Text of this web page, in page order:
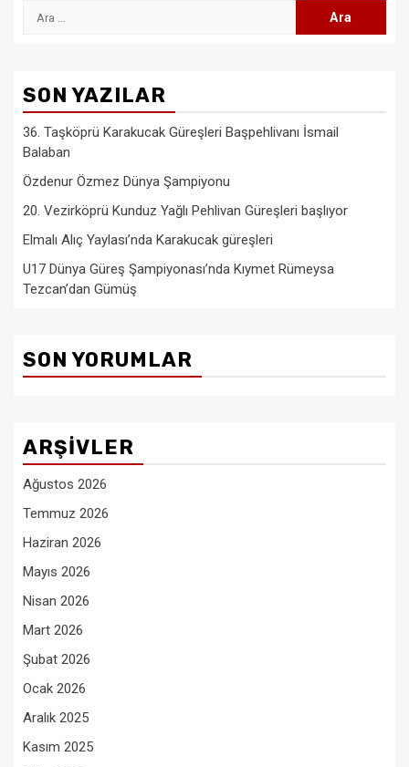
Arama:
SON YAZILAR
36. Taşköprü Karakucak Güreşleri Başpehlivanı İsmail
Balaban
Özdenur Özmez Dünya Şampiyonu
20. Vezirköprü Kunduz Yağlı Pehlivan Güreşleri başlıyor
Elmalı Alıç Yaylası’nda Karakucak güreşleri
U17 Dünya Güreş Şampiyonası’nda Kıymet Rümeysa
Tezcan’dan Gümüş
SON YORUMLAR
ARŞIVLER
Ağustos 2026
Temmuz 2026
Haziran 2026
Mayıs 2026
Nisan 2026
Mart 2026
Şubat 2026
Ocak 2026
Aralık 2025
Kasım 2025